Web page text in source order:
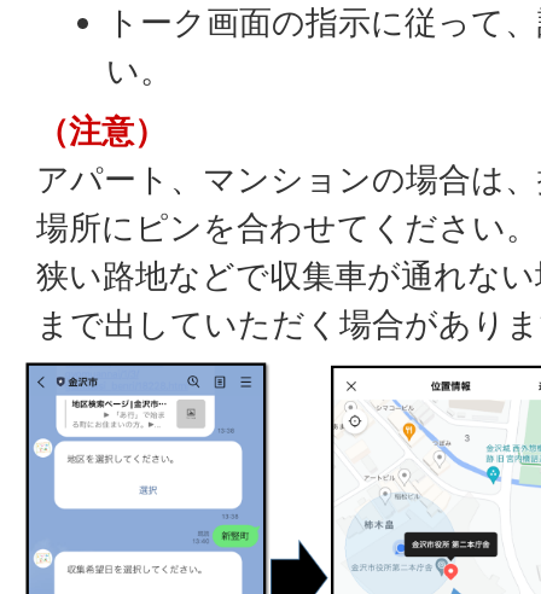
トーク画面の指示に従って
い。
（注意）
アパート、マンションの場合は
場所にピンを合わせてください。
狭い路地などで収集車が通れな
まで出していただく場合があり